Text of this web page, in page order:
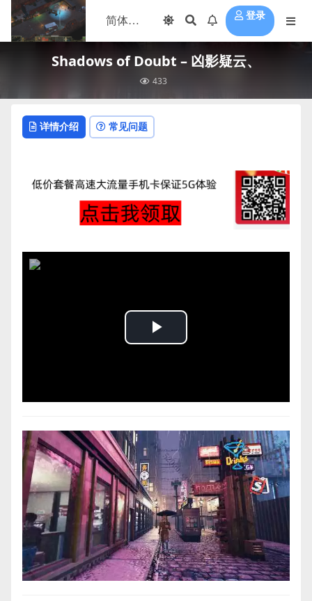
登录
Shadows of Doubt – 凶影疑云、
433
详情介绍 常见问题
Play